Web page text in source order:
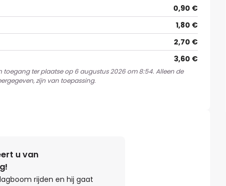
0,90 €
1,80 €
2,70 €
3,60 €
toegang ter plaatse op 6 augustus 2026 om 8:54. Alleen de
zijn van toepassing.
u van
rijden en hij gaat